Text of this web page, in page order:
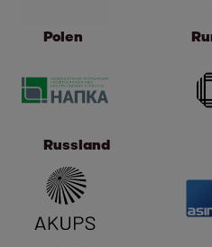
Polen
Russland